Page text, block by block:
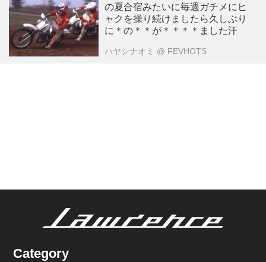
の夏合宿みたいに毎週ガチメにヒ
ャクを操り続けましたら久しぶり
に＊の＊＊が＊＊＊＊ました汗
ハヤシナオミ @ FEVHOTS
Category